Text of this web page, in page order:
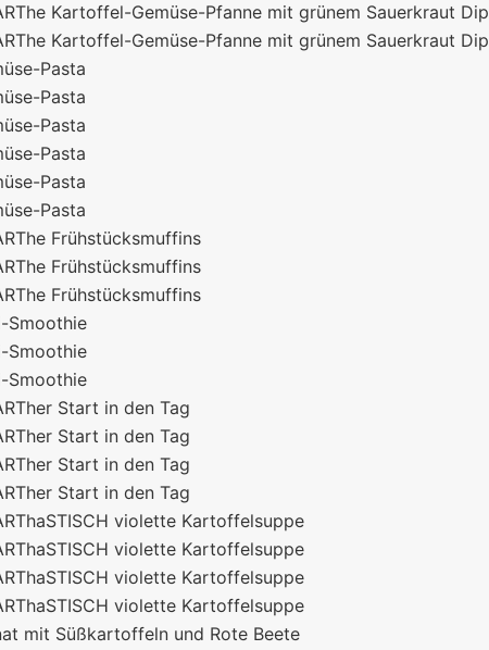
Kartoffel-Gemüse-Pfanne mit grünem Sauerkraut Dip
Kartoffel-Gemüse-Pfanne mit grünem Sauerkraut Dip
Pasta
Pasta
Pasta
Pasta
Pasta
Pasta
Frühstücksmuffins
Frühstücksmuffins
Frühstücksmuffins
Smoothie
Smoothie
Smoothie
Start in den Tag
Start in den Tag
Start in den Tag
Start in den Tag
violette Kartoffelsuppe
violette Kartoffelsuppe
violette Kartoffelsuppe
violette Kartoffelsuppe
mit Süßkartoffeln und Rote Beete